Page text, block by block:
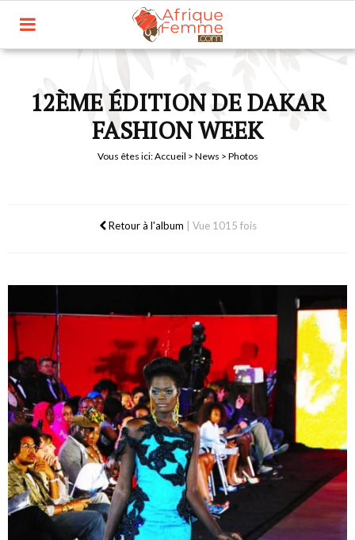
12ÈME ÉDITION DE DAKAR
FASHION WEEK
Vous êtes ici:Accueil > News > Photos
Retour à l'album Vue 1015 fois